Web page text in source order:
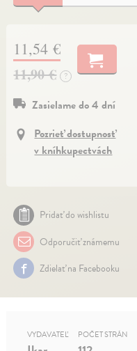
11,54 €
11,90 €
?
Zasielame do 4 dní
Pozrieť dostupnosť
v kníhkupectvách
Pridať do wishlistu
Odporučiť známemu
Zdielať na Facebooku
VYDAVATEĽ POČET STRÁN